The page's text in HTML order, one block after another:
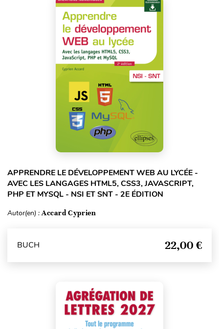
APPRENDRE LE DÉVELOPPEMENT WEB AU LYCÉE -
AVEC LES LANGAGES HTML5, CSS3, JAVASCRIPT,
PHP ET MYSQL - NSI ET SNT - 2E ÉDITION
Autor(en) :Accard Cyprien
BUCH 22,00 €